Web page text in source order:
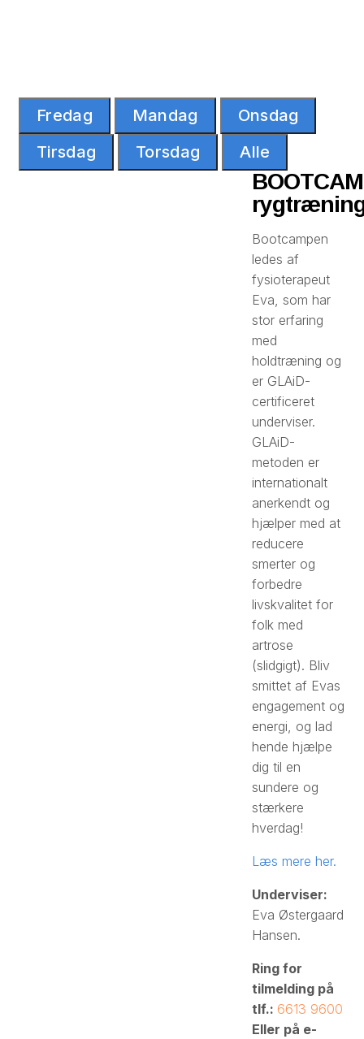
Fredag Mandag
Onsdag
Tirsdag
Torsdag Alle
Bootcampen
ledes af
fysioterapeut
Eva, som har
stor erfaring
med
holdtræning og
er GLAiD-
certificeret
underviser.
GLAiD-
metoden er
internationalt
anerkendt og
hjælper med at
reducere
smerter og
forbedre
livskvalitet for
folk med
artrose
(slidgigt). Bliv
smittet af Evas
engagement og
energi, og lad
hende hjælpe
dig til en
sundere og
stærkere
hverdag!
Læs mere her.
Underviser:
Eva Østergaard
Hansen.
Ring for
tilmelding på
tlf.: 6613 9600
Eller på e-